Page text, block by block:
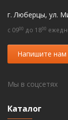
г. Люберцы, ул.
c 0900 до 1800
Напишите нам
Мы в соцсетях
Каталог